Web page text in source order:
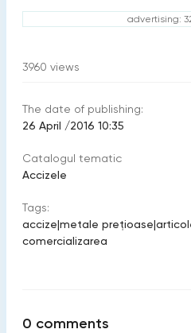
advertising:
3960 views
The date of publishing:
26 April /2016 10:35
Catalogul tematic
Accizele
Tags:
accize|metale preţioase|
comercializarea
0 comments